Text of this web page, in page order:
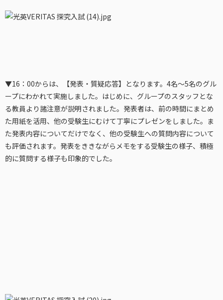
▼16：00からは、【発表・質疑応答】となります。4名～5名のグル
ープにわかれて実施しました。はじめに、グループのスタッフとな
る教員より諸注意が説明されました。発表者は、前の時間にまとめ
た用紙を活用、他の受験生にむけて丁寧にプレゼンをしました。ま
た発表内容についてだけでなく、他の受験生への質問内容について
も評価されます。発表をききながらメモをする受験生の様子、積極
的に質問する様子も印象的でした。